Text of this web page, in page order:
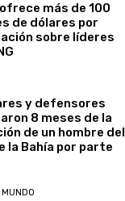
ofrece más de 100
de dólares por
sobre líderes
y defensores
8 meses de la
de un hombre del
la Bahía por parte